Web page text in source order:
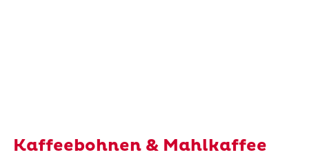
Kaffeebohnen & Mahlkaffee